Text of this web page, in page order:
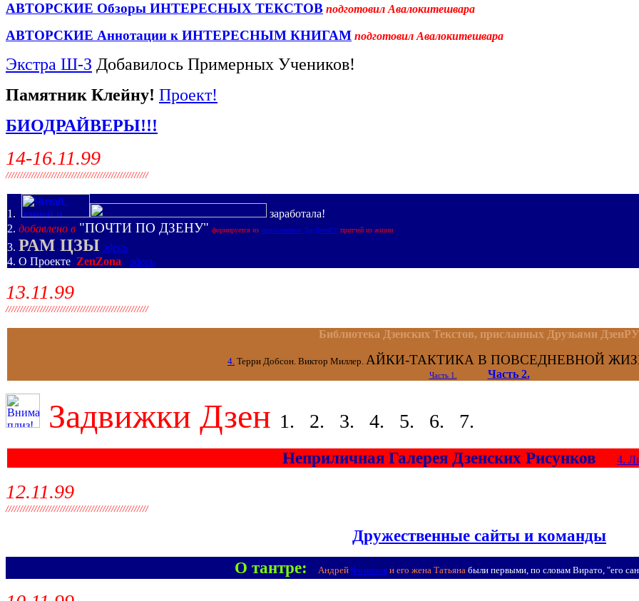
АВТОРСКИЕ Обзоры ИНТЕРЕСНЫХ ТЕКСТОВ подготовил Авалокитешвара
АВТОРСКИЕ Аннотации к ИНТЕРЕСНЫМ КНИГАМ подготовил Авалокитешвара
Экстра Ш-З Добавилось Примерных Учеников!
Памятник Клейну! Проект!
БИОДРАЙВЕРЫ!!!
14-16.11.99
//////////////////////////////////////////////////
1.
заработала!
2. добавлено в "ПОЧТИ ПО ДЗЕНУ" формируется из присылаемых Др-ДзенРУ притчей из жизни
3. РАМ ЦЗЫ здесь
4. О Проекте ZenZonа здесь
13.11.99
//////////////////////////////////////////////////
Библиотека Дзенских Текстов, присланных Друзьями ДзенРУ
4. Терри Добсон. Виктор Миллер. АЙКИ-ТАКТИКА В ПОВСЕДНЕВНОЙ
Часть 1. Часть 2.
Задвижки Дзен 1. 2. 3. 4. 5. 6. 7.
Неприличная Галерея Дзенских Рисунков 4.
12.11.99
//////////////////////////////////////////////////
Дружественные сайты и команды
О тантре:
Андрей Фомичев и его жена Татьяна были первыми, по словам Вирато, "его